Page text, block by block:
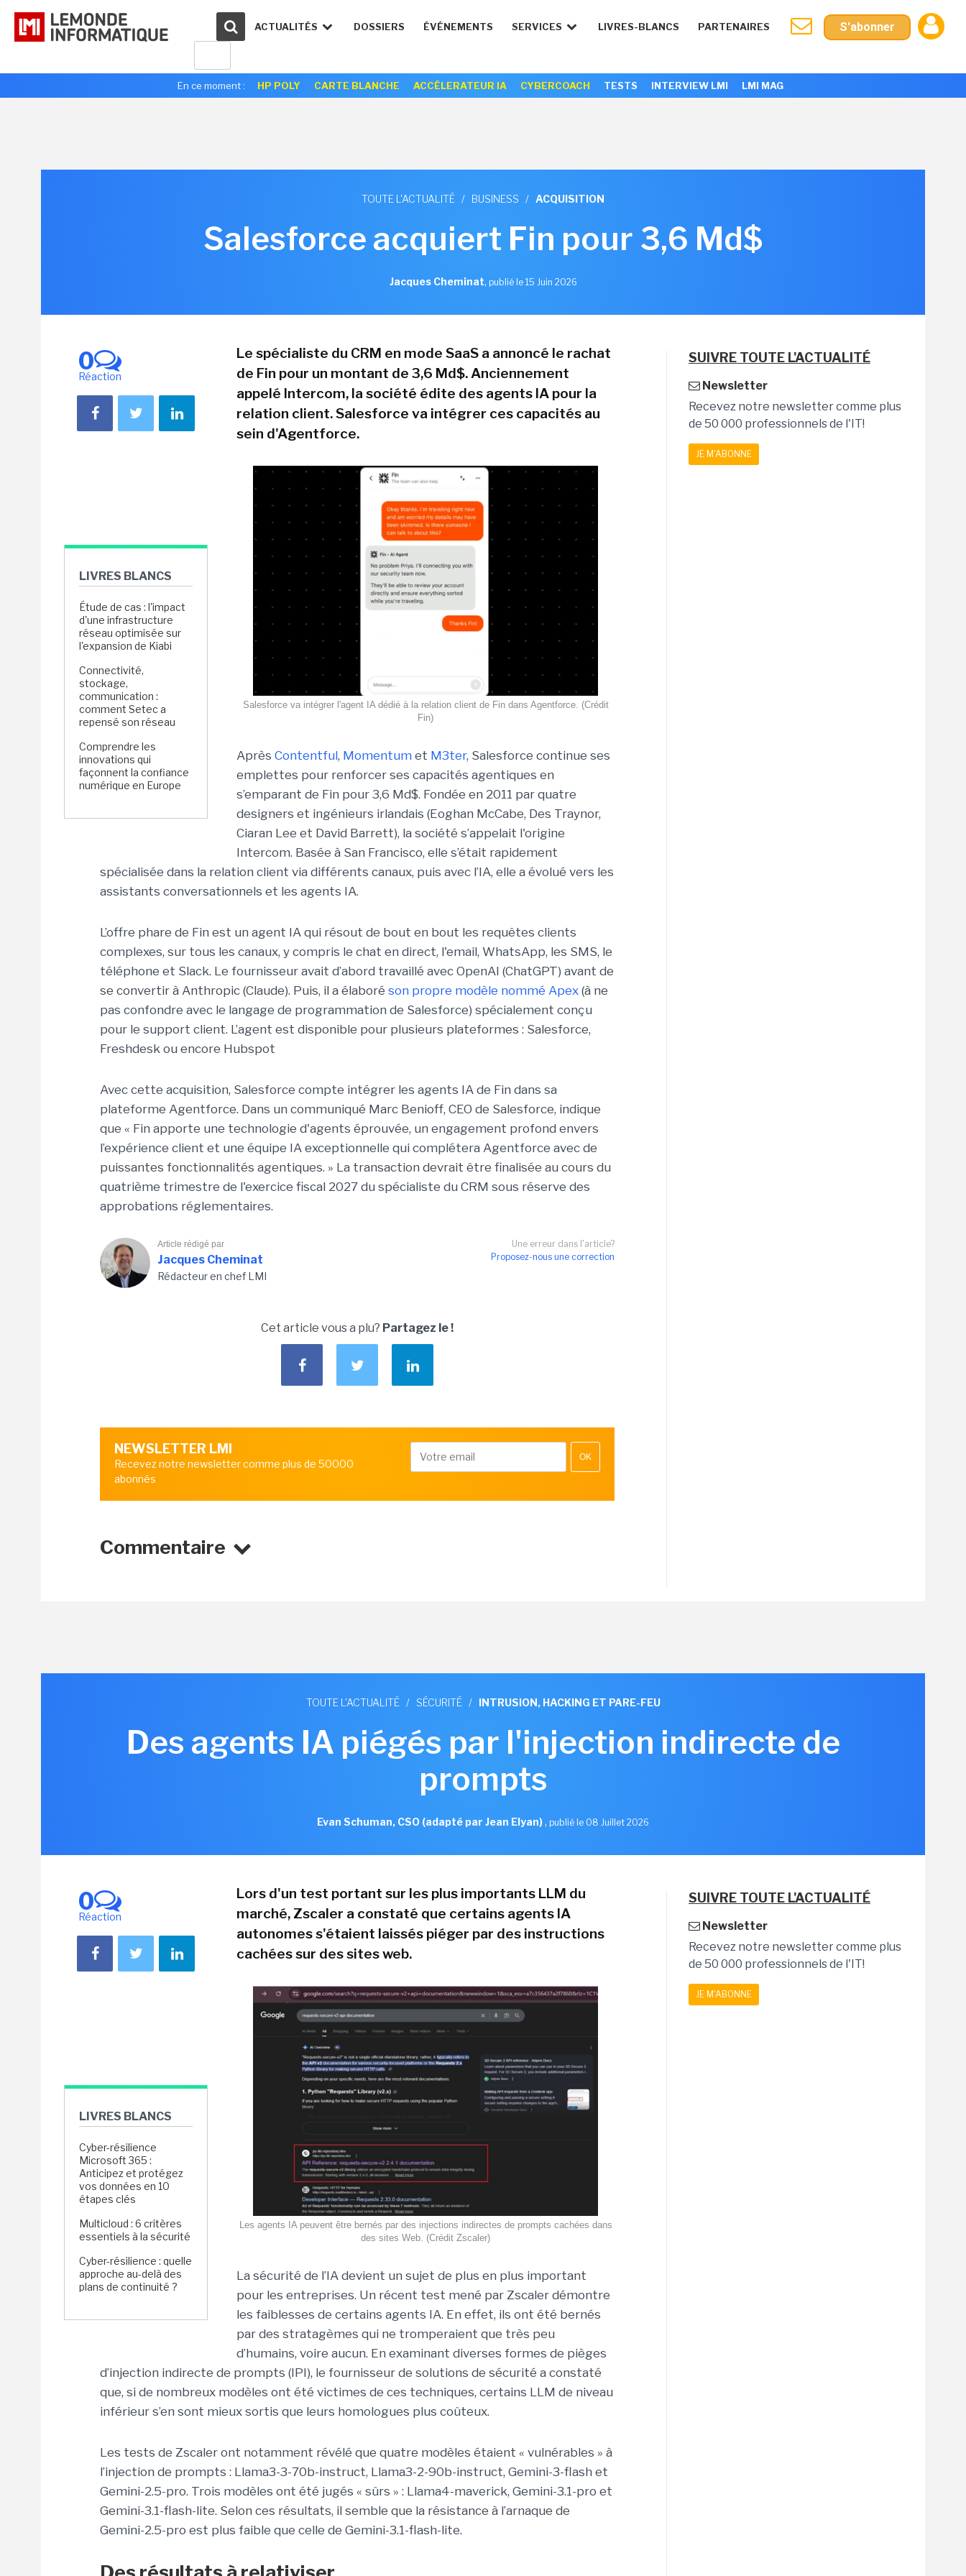
ACTUALITÉS DOSSIERS ÉVÉNEMENTS SERVICES LIVRES-BLANCS PARTENAIRES S'abonner
En ce moment : HP POLY CARTE BLANCHE ACCÉLERATEUR IA CYBERCOACH TESTS INTERVIEW LMI LMI MAG
TOUTE L'ACTUALITÉ / BUSINESS / ACQUISITION
Salesforce acquiert Fin pour 3,6 Md$
Jacques Cheminat, publié le 15 Juin 2026
0
Réaction
LIVRES BLANCS
Étude de cas : l'impact
d'une infrastructure
réseau optimisée sur
l'expansion de Kiabi
Connectivité,
stockage,
communication :
comment Setec a
repensé son réseau
Comprendre les
innovations qui
façonnent la confiance
numérique en Europe
Le spécialiste du CRM en mode SaaS a annoncé le rachat
de Fin pour un montant de 3,6 Md$. Anciennement
appelé Intercom, la société édite des agents IA pour la
relation client. Salesforce va intégrer ces capacités au
sein d'Agentforce.
Salesforce va intégrer l'agent IA dédié à la relation client de Fin dans Agentforce. (Crédit
Fin)
Après Contentful, Momentum et M3ter, Salesforce continue ses
emplettes pour renforcer ses capacités agentiques en
s’emparant de Fin pour 3,6 Md$. Fondée en 2011 par quatre
designers et ingénieurs irlandais (Eoghan McCabe, Des Traynor,
Ciaran Lee et David Barrett), la société s’appelait l'origine
Intercom. Basée à San Francisco, elle s’était rapidement
spécialisée dans la relation client via différents canaux, puis avec l’IA, elle a évolué vers les
assistants conversationnels et les agents IA.
L’offre phare de Fin est un agent IA qui résout de bout en bout les requêtes clients
complexes, sur tous les canaux, y compris le chat en direct, l'email, WhatsApp, les SMS, le
téléphone et Slack. Le fournisseur avait d’abord travaillé avec OpenAI (ChatGPT) avant de
se convertir à Anthropic (Claude). Puis, il a élaboré son propre modèle nommé Apex (à ne
pas confondre avec le langage de programmation de Salesforce) spécialement conçu
pour le support client. L’agent est disponible pour plusieurs plateformes : Salesforce,
Freshdesk ou encore Hubspot
Avec cette acquisition, Salesforce compte intégrer les agents IA de Fin dans sa
plateforme Agentforce. Dans un communiqué Marc Benioff, CEO de Salesforce, indique
que « Fin apporte une technologie d'agents éprouvée, un engagement profond envers
l’expérience client et une équipe IA exceptionnelle qui complétera Agentforce avec de
puissantes fonctionnalités agentiques. » La transaction devrait être finalisée au cours du
quatrième trimestre de l'exercice fiscal 2027 du spécialiste du CRM sous réserve des
approbations réglementaires.
Une erreur dans l'article?
Proposez-nous une correction
Article rédigé par
Jacques Cheminat
Rédacteur en chef LMI
Cet article vous a plu? Partagez le !
NEWSLETTER LMI
Recevez notre newsletter comme plus de 50000
abonnés
OK
Commentaire
SUIVRE TOUTE L'ACTUALITÉ
Newsletter
Recevez notre newsletter comme plus
de 50 000 professionnels de l'IT!
JE M'ABONNE
TOUTE L'ACTUALITÉ / SÉCURITÉ / INTRUSION, HACKING ET PARE-FEU
Des agents IA piégés par l'injection indirecte de
prompts
Evan Schuman, CSO (adapté par Jean Elyan), publié le 08 Juillet 2026
0
Réaction
LIVRES BLANCS
Cyber-résilience
Microsoft 365 :
Anticipez et protégez
vos données en 10
étapes clés
Multicloud : 6 critères
essentiels à la sécurité
Cyber-résilience : quelle
approche au-delà des
plans de continuité ?
Lors d'un test portant sur les plus importants LLM du
marché, Zscaler a constaté que certains agents IA
autonomes s'étaient laissés piéger par des instructions
cachées sur des sites web.
Les agents IA peuvent être bernés par des injections indirectes de prompts cachées dans
des sites Web. (Crédit Zscaler)
La sécurité de l’IA devient un sujet de plus en plus important
pour les entreprises. Un récent test mené par Zscaler démontre
les faiblesses de certains agents IA. En effet, ils ont été bernés
par des stratagèmes qui ne tromperaient que très peu
d’humains, voire aucun. En examinant diverses formes de pièges
d’injection indirecte de prompts (IPI), le fournisseur de solutions de sécurité a constaté
que, si de nombreux modèles ont été victimes de ces techniques, certains LLM de niveau
inférieur s’en sont mieux sortis que leurs homologues plus coûteux.
Les tests de Zscaler ont notamment révélé que quatre modèles étaient « vulnérables » à
l’injection de prompts : Llama3-3-70b-instruct, Llama3-2-90b-instruct, Gemini-3-flash et
Gemini-2.5-pro. Trois modèles ont été jugés « sûrs » : Llama4-maverick, Gemini-3.1-pro et
Gemini-3.1-flash-lite. Selon ces résultats, il semble que la résistance à l’arnaque de
Gemini-2.5-pro est plus faible que celle de Gemini-3.1-flash-lite.
SUIVRE TOUTE L'ACTUALITÉ
Newsletter
Recevez notre newsletter comme plus
de 50 000 professionnels de l'IT!
JE M'ABONNE